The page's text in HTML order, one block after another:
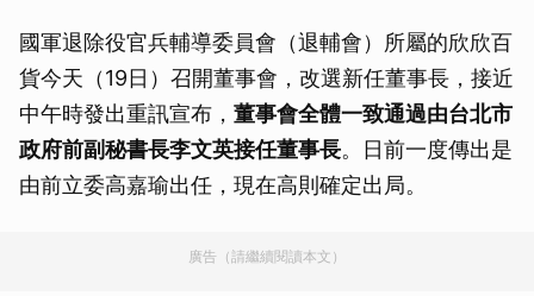
國軍退除役官兵輔導委員會（退輔會）所屬的欣欣百
貨今天（19日）召開董事會，改選新任董事長，接近
中午時發出重訊宣布， 董事會全體一致通過由台北市
政府前副秘書長李文英接任董事長。日前一度傳出是
由前立委高嘉瑜出任，現在高則確定出局。
廣告（請繼續閱讀本文）